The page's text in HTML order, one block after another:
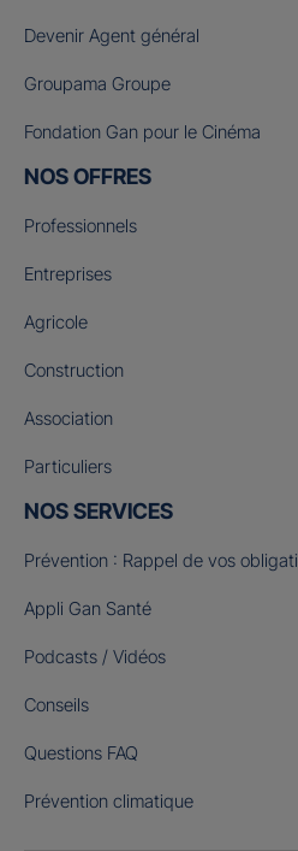
Devenir Agent général
Groupama Groupe
Fondation Gan pour le Cinéma
NOS OFFRES
Professionnels
Entreprises
Agricole
Construction
Association
Particuliers
NOS SERVICES
Prévention : Rappel de vos
Appli Gan Santé
Podcasts / Vidéos
Conseils
Questions FAQ
Prévention climatique